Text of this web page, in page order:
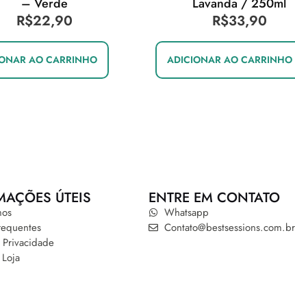
R$22,90
AO CARRINHO
R$33,90
ADICIONAR AO CARRINHO
ÚTEIS ENTRE EM CONTATO
Whatsapp
Contato@bestsessions.com.br